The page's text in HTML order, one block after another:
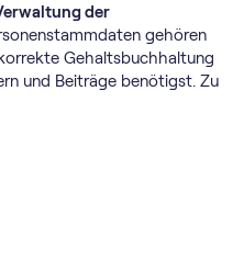
der
gehören
Gehaltsbuchhaltung
und Beiträge benötigst. Zu